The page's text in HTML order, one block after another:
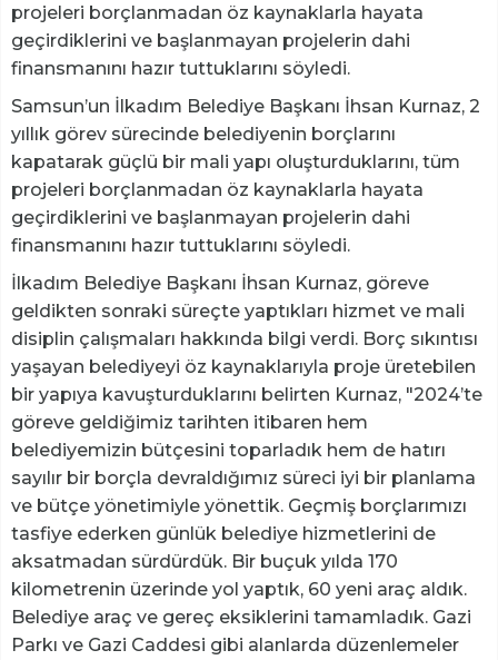
projeleri borçlanmadan öz kaynaklarla hayata
geçirdiklerini ve başlanmayan projelerin dahi
finansmanını hazır tuttuklarını söyledi.
Samsun’un İlkadım Belediye Başkanı İhsan Kurnaz, 2
yıllık görev sürecinde belediyenin borçlarını
kapatarak güçlü bir mali yapı oluşturduklarını, tüm
projeleri borçlanmadan öz kaynaklarla hayata
geçirdiklerini ve başlanmayan projelerin dahi
finansmanını hazır tuttuklarını söyledi.
İlkadım Belediye Başkanı İhsan Kurnaz, göreve
geldikten sonraki süreçte yaptıkları hizmet ve mali
disiplin çalışmaları hakkında bilgi verdi. Borç sıkıntısı
yaşayan belediyeyi öz kaynaklarıyla proje üretebilen
bir yapıya kavuşturduklarını belirten Kurnaz, "2024’te
göreve geldiğimiz tarihten itibaren hem
belediyemizin bütçesini toparladık hem de hatırı
sayılır bir borçla devraldığımız süreci iyi bir planlama
ve bütçe yönetimiyle yönettik. Geçmiş borçlarımızı
tasfiye ederken günlük belediye hizmetlerini de
aksatmadan sürdürdük. Bir buçuk yılda 170
kilometrenin üzerinde yol yaptık, 60 yeni araç aldık.
Belediye araç ve gereç eksiklerini tamamladık. Gazi
Parkı ve Gazi Caddesi gibi alanlarda düzenlemeler